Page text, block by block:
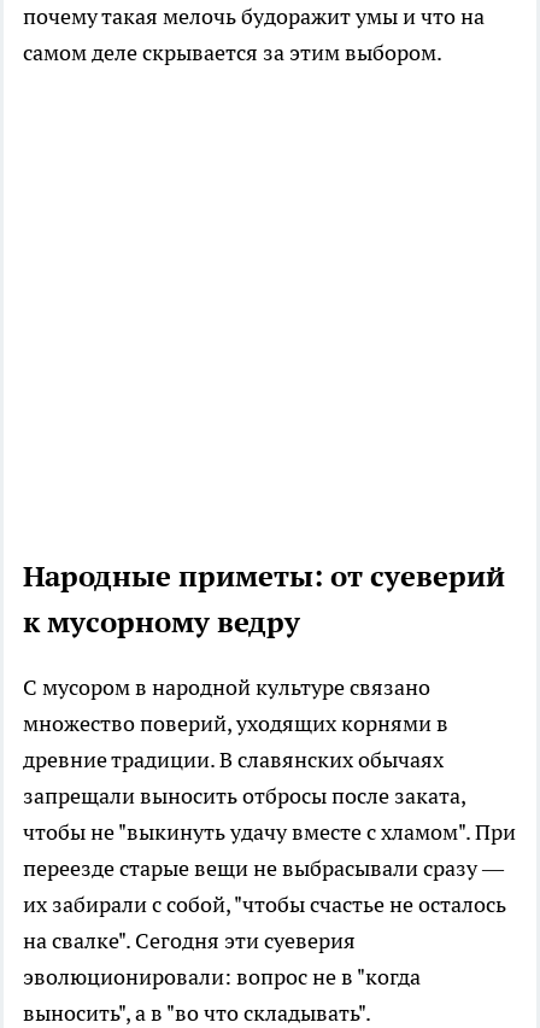
почему такая мелочь будоражит умы и что на
самом деле скрывается за этим выбором.
Народные приметы: от суеверий
к мусорному ведру
С мусором в народной культуре связано
множество поверий, уходящих корнями в
древние традиции. В славянских обычаях
запрещали выносить отбросы после заката,
чтобы не "выкинуть удачу вместе с хламом". При
переезде старые вещи не выбрасывали сразу —
их забирали с собой, "чтобы счастье не осталось
на свалке". Сегодня эти суеверия
эволюционировали: вопрос не в "когда
выносить", а в "во что складывать".